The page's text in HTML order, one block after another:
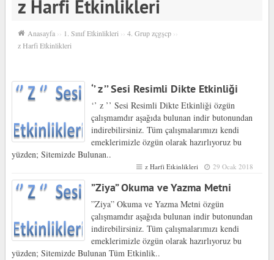
z Harfi Etkinlikleri
Anasayfa ›› 1. Sınıf Etkinlikleri ›› 4. Grup zçgşcp ››
z Harfi Etkinlikleri
‘’ z ’’ Sesi Resimli Dikte Etkinliği
‘’ z ’’ Sesi Resimli Dikte Etkinliği özgün
çalışmamdır aşağıda bulunan indir butonundan
indirebilirsiniz. Tüm çalışmalarımızı kendi
emeklerimizle özgün olarak hazırlıyoruz bu
yüzden; Sitemizde Bulunan..
z Harfi Etkinlikleri 29 Ocak 2018
”Ziya” Okuma ve Yazma Metni
”Ziya” Okuma ve Yazma Metni özgün
çalışmamdır aşağıda bulunan indir butonundan
indirebilirsiniz. Tüm çalışmalarımızı kendi
emeklerimizle özgün olarak hazırlıyoruz bu
yüzden; Sitemizde Bulunan Tüm Etkinlik..